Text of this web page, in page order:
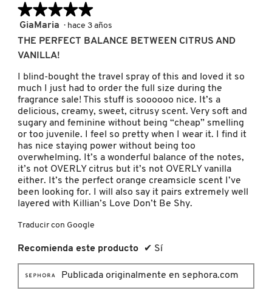
PATCHOLOGY
PATRICK TA
PEACE OUT SKINCARE
PETER THOMAS ROTH
PHLUR
★★★★★
★★★★★
5
de
estrellas.
GiaMaria · hace 3 años
THE PERFECT BALANCE BETWEEN CITRUS AND
VANILLA!
I blind-bought the travel spray of this and loved it so
much I just had to order the full size during the
fragrance sale! This stuff is soooooo nice. It’s a
delicious, creamy, sweet, citrusy scent. Very soft and
sugary and feminine without being “cheap” smelling
or too juvenile. I feel so pretty when I wear it. I find it
has nice staying power without being too
overwhelming. It’s a wonderful balance of the notes,
it’s not OVERLY citrus but it’s not OVERLY vanilla
either. It’s the perfect orange creamsicle scent I’ve
been looking for. I will also say it pairs extremely well
layered with Killian’s Love Don’t Be Shy.
Traducir con Google
Recomienda este producto ✔ Sí
Publicada originalmente en sephora.com